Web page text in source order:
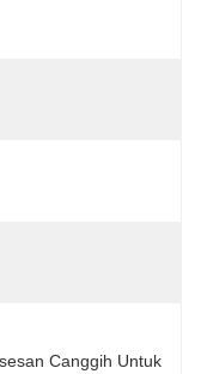
Canggih Untuk